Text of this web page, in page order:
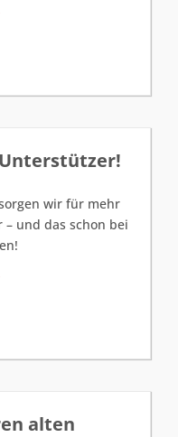
wir für mehr
und das schon bei
alten